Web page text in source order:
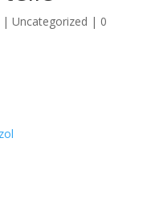
| Uncategorized | 0